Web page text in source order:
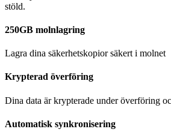
stöld.
250GB molnlagring
Lagra dina säkerhetskopior säkert i molnet
Krypterad överföring
Dina data är krypterade under överföring
Automatisk synkronisering